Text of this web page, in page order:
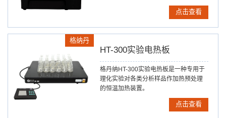
品的批量处理，是您样品消解的好伴
点击查看
格纳丹
HT-300实验电热板
格丹纳HT-300实验电热板是一种专用于
理化实验对各类分析样品作加热预处理
的恒温加热装置。
点击查看